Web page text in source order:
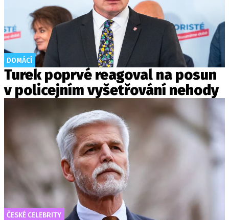
DOMÁCÍ
Turek poprvé reagoval na posun
v policejním vyšetřování nehody
ČESKÉ CELEBRITY